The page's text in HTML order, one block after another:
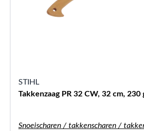
STIHL
Takkenzaag PR 32 CW, 32 cm, 230